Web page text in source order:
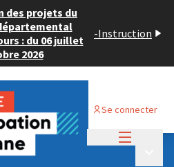
des projets du
: du 06 juillet
2026
-Instruction
Se connecter
2024